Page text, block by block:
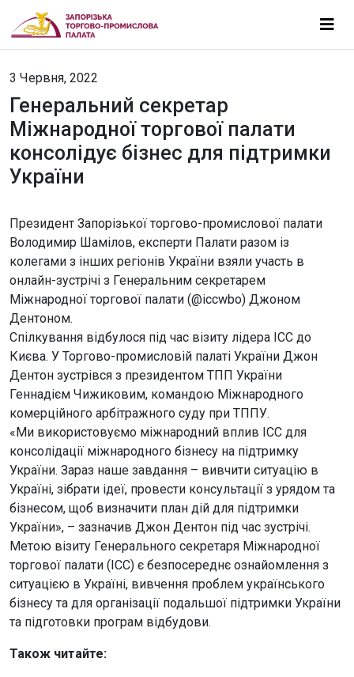
3 Червня, 2022
Генеральний секретар
Міжнародної торгової палати
консолідує бізнес для підтримки
України
Президент Запорізької торгово-промислової палати
Володимир Шамілов, експерти Палати разом із
колегами з інших регіонів України взяли участь в
онлайн-зустрічі з Генеральним секретарем
Міжнародної торгової палати (@iccwbo) Джоном
Дентоном.
Спілкування відбулося під час візиту лідера ІСС до
Києва. У Торгово-промисловій палаті України Джон
Дентон зустрівся з президентом ТПП України
Геннадієм Чижиковим, командою Міжнародного
комерційного арбітражного суду при ТППУ.
«Ми використовуємо міжнародний вплив ICC для
консолідації міжнародного бізнесу на підтримку
України. Зараз наше завдання – вивчити ситуацію в
Україні, зібрати ідеї, провести консультації з урядом та
бізнесом, щоб визначити план дій для підтримки
України», – зазначив Джон Дентон під час зустрічі.
Метою візиту Генерального секретаря Міжнародної
торгової палати (ICC) є безпосереднє ознайомлення з
ситуацією в Україні, вивчення проблем українського
бізнесу та для організації подальшої підтримки України
та підготовки програм відбудови.
Також читайте: